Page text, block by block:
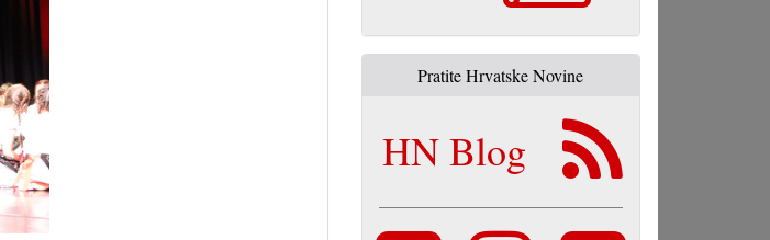
Pratite Hrvatske Novine
HN Blog